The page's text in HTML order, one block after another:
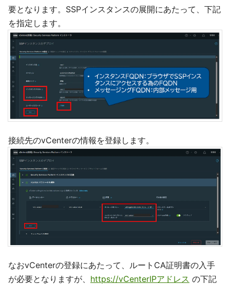
要となります。SSPインスタンスの展開にあたって、下記
を指定します。
接続先のvCenterの情報を登録します。
なおvCenterの登録にあたって、ルートCA証明書の入手
が必要となりますが、 https://vCenterIPアドレス の下記